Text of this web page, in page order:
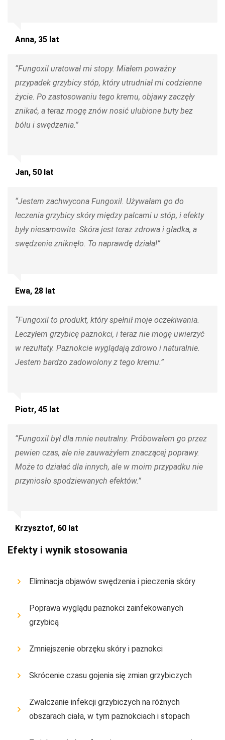
Anna, 35 lat
“Fungoxil uratował mi stopy. Miałem poważny
przypadek grzybicy stóp, który utrudniał mi codzienne
życie. Po zastosowaniu tego kremu, objawy zaczęły
znikać, a teraz mogę znów nosić ulubione buty bez
bólu i swędzenia.”
Jan, 50 lat
“Jestem zachwycona Fungoxil. Używałam go do
leczenia grzybicy skóry między palcami u stóp, i efekty
były niesamowite. Skóra jest teraz zdrowa i gładka, a
swędzenie zniknęło. To naprawdę działa!”
Ewa, 28 lat
“Fungoxil to produkt, który spełnił moje oczekiwania.
Leczyłem grzybicę paznokci, i teraz nie mogę uwierzyć
w rezultaty. Paznokcie wyglądają zdrowo i naturalnie.
Jestem bardzo zadowolony z tego kremu.”
Piotr, 45 lat
“Fungoxil był dla mnie neutralny. Próbowałem go przez
pewien czas, ale nie zauważyłem znaczącej poprawy.
Może to działać dla innych, ale w moim przypadku nie
przyniosło spodziewanych efektów.”
Krzysztof, 60 lat
Efekty i wynik stosowania
Eliminacja objawów swędzenia i pieczenia skóry
Poprawa wyglądu paznokci zainfekowanych
grzybicą
Zmniejszenie obrzęku skóry i paznokci
Skrócenie czasu gojenia się zmian grzybiczych
Zwalczanie infekcji grzybiczych na różnych
obszarach ciała, w tym paznokciach i stopach